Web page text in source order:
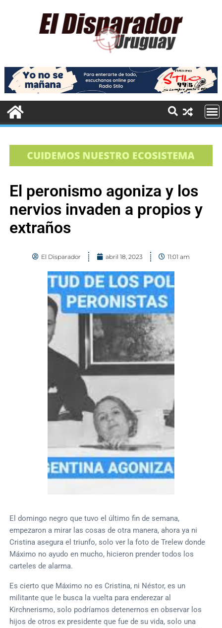
El peronismo agoniza y los
nervios invaden a propios y
extraños
El Disparador abril 18, 2023 11:01 am
El domingo negro que tuvo el último fin de semana,
empezaron a mirar las cosas de otra manera, ahora ya ni
Cristina asegura el triunfo, solo ver la foto de Trelew donde
Máximo no ayudo en mucho, hicieron prender todos los
carteles de alarma.
Es cierto que Máximo no es Cristina, ni Néstor, es un
militante que le busca la vuelta para enderezar al
Kirchnerismo, solo podríamos detenernos en observar los
hijos de otros ex presidente que fue de su vida, solo una